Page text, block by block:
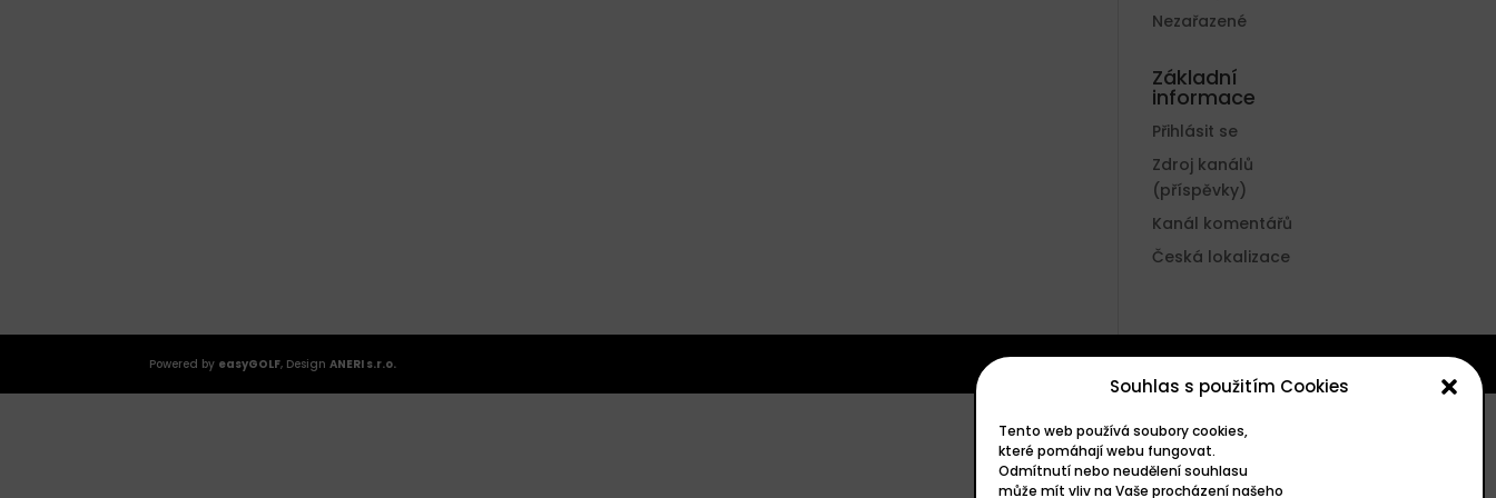
Souhlas s použitím Cookies
Tento web používá soubory cookies,
které pomáhají webu fungovat.
Odmítnutí nebo neudělení souhlasu
může mít vliv na Vaše procházení našeho
Nezařazené
Základní
informace
Přihlásit se
Zdroj kanálů
(příspěvky)
Kanál komentářů
Česká lokalizace
Powered by easyGOLF, DesignANERI s.r.o.